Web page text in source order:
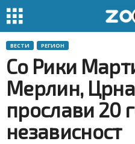
ВЕСТИ РЕГИОН
Со Рики
Мерлин, Црна
прослави 20
независност